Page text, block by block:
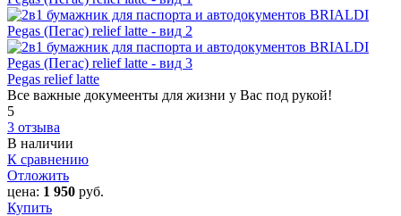
Pegas relief latte
Все важные докумеенты для жизни у Вас под рукой!
5
3 отзыва
В наличии
К сравнению
Отложить
цена: 1 950 руб.
Купить